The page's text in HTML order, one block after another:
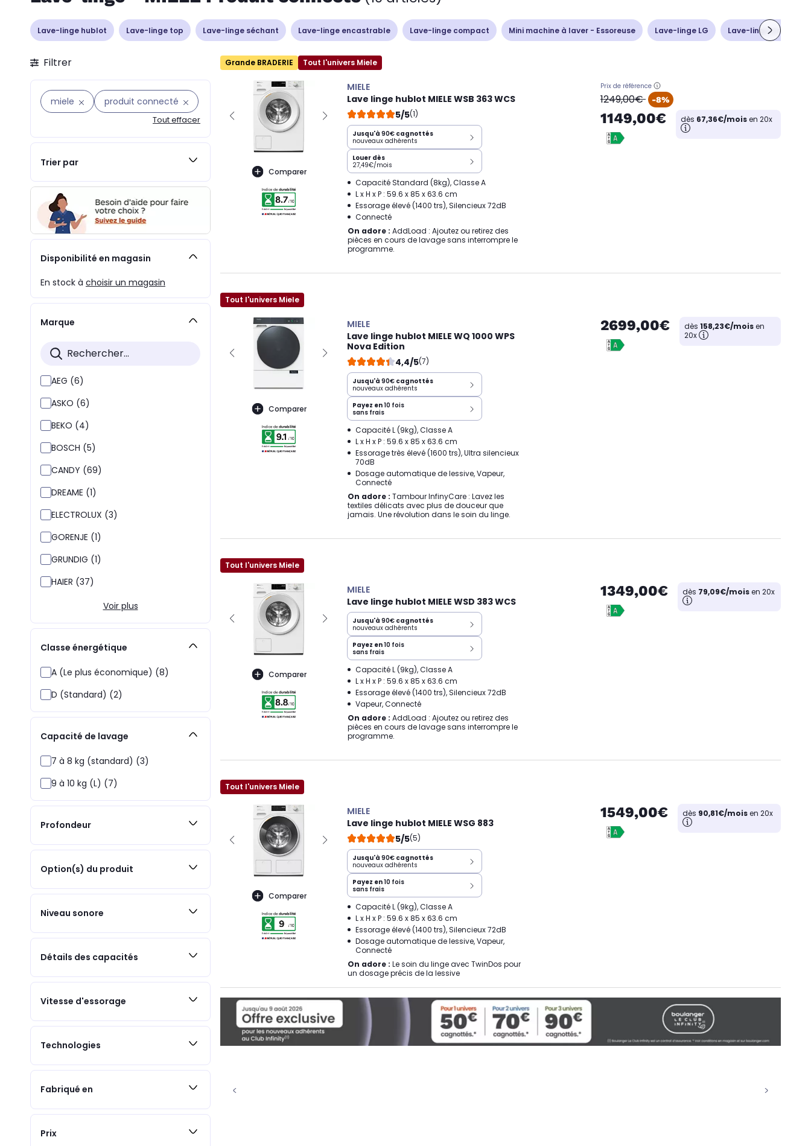
Lave-linge hublot Lave-linge top Lave-linge séchant Lave-linge encastrable Lave-linge compact Mini machine à laver - Essoreuse Lave-linge LG Lave-linge pro
Filtrer
miele produit connecté
Tout effacer
Trier par
Disponibilité en magasin
En stock à choisir un magasin
Marque
AEG (6)
ASKO (6)
BEKO (4)
BOSCH (5)
CANDY (69)
DREAME (1)
ELECTROLUX (3)
GORENJE (1)
GRUNDIG (1)
HAIER (37)
Voir plus
Classe énergétique
A (Le plus économique) (8)
D (Standard) (2)
Capacité de lavage
7 à 8 kg (standard) (3)
9 à 10 kg (L) (7)
Profondeur
Option(s) du produit
Niveau sonore
Détails des capacités
Vitesse d'essorage
Technologies
Fabriqué en
Prix
Grande BRADERIE Tout l'univers Miele
Comparer
MIELE
Lave linge hublot MIELE WSB 363 WCS
5/5(1)
Jusqu'à 90€ cagnottés
nouveaux adhérents
Louer dès
27,49€/mois
Capacité Standard (8kg), Classe A
L x H x P : 59.6 x 85 x 63.6 cm
Essorage élevé (1400 trs), Silencieux 72dB
Connecté
On adore : AddLoad : Ajoutez ou retirez des
pièces en cours de lavage sans interrompre le
programme.
Prix de référence
oldPrice
1249,00€ -8%
1149,00€ dès 67,36€/moisen 20x
Tout l'univers Miele
Comparer
MIELE
Lave linge hublot MIELE WQ 1000 WPS
Nova Edition
4,4/5(7)
Jusqu'à 90€ cagnottés
nouveaux adhérents
Payez en10 fois
sans frais
Capacité L (9kg), Classe A
L x H x P : 59.6 x 85 x 63.6 cm
Essorage très élevé (1600 trs), Ultra silencieux
70dB
Dosage automatique de lessive, Vapeur,
Connecté
On adore : Tambour InfinyCare : Lavez les
textiles délicats avec plus de douceur que
jamais. Une révolution dans le soin du linge.
2699,00€ dès 158,23€/moisen
20x
Tout l'univers Miele
Comparer
MIELE
Lave linge hublot MIELE WSD 383 WCS
Jusqu'à 90€ cagnottés
nouveaux adhérents
Payez en10 fois
sans frais
Capacité L (9kg), Classe A
L x H x P : 59.6 x 85 x 63.6 cm
Essorage élevé (1400 trs), Silencieux 72dB
Vapeur, Connecté
On adore : AddLoad : Ajoutez ou retirez des
pièces en cours de lavage sans interrompre le
programme.
1349,00€ dès 79,09€/moisen 20x
Tout l'univers Miele
Comparer
MIELE
Lave linge hublot MIELE WSG 883
5/5(5)
Jusqu'à 90€ cagnottés
nouveaux adhérents
Payez en10 fois
sans frais
Capacité L (9kg), Classe A
L x H x P : 59.6 x 85 x 63.6 cm
Essorage élevé (1400 trs), Silencieux 72dB
Dosage automatique de lessive, Vapeur,
Connecté
On adore : Le soin du linge avec TwinDos pour
un dosage précis de la lessive
1549,00€ dès 90,81€/moisen 20x